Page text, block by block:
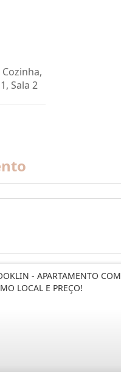
Sala 2
- APARTAMENTO COM
LOCAL E PREÇO!